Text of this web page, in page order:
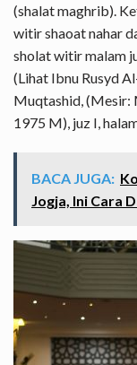
(shalat maghrib).
witir shaoat nahar
sholat witir malam
(Lihat Ibnu Rusyd
Muqtashid, (Mesir:
1975 M), juz I,
BACA JUGA:
Jogja, Ini Cara